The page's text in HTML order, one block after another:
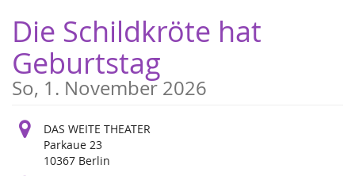
Haupt-
Inhalt
springen
Die Schildkröte hat
Geburtstag
So, 1. November 2026
DAS WEITE THEATER
Parkaue 23
10367 Berlin